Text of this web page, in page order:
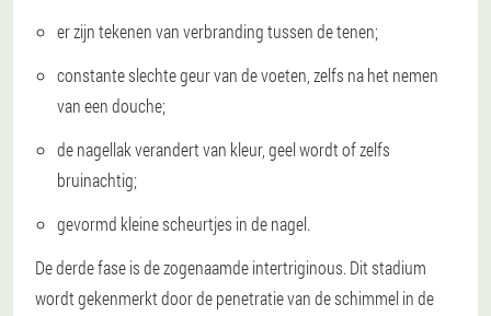
er zijn tekenen van verbranding tussen de tenen;
constante slechte geur van de voeten, zelfs na het nemen
van een douche;
de nagellak verandert van kleur, geel wordt of zelfs
bruinachtig;
gevormd kleine scheurtjes in de nagel.
De derde faseis de zogenaamde intertriginous. Dit stadium
wordt gekenmerkt door de penetratie van de schimmel in de